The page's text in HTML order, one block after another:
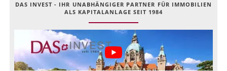
DAS INVEST - IHR UNABHÄNGIGER PARTNER FÜR IMMOBILIEN
ALS KAPITALANLAGE SEIT 1984